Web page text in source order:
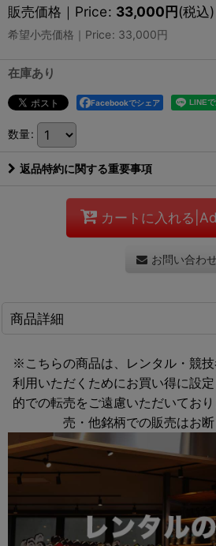
販売価格｜Price: 33,000円(税込)
希望小売価格｜Price: 33,000円
在庫あり
Facebookでシェア
数量:
返品特約に関する重要事項
カートに入れる
お問い合わせ
商品詳細
※こちらの商品は、レンタル・競
利用いただくためにお買い得に設
的での転売をご遠慮いただいてお
売・他銘柄での販売はお断